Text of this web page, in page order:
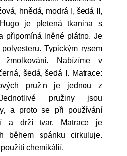
hnědá, modrá I, šedá II,
je pletená tkanina s
připomíná lněné plátno. Je
Typickým rysem
Nabízíme v
šedá, šedá I. Matrace:
pružin je jednou z
pružiny jsou
a proto se při používání
a drží tvar. Matrace je
během spánku cirkuluje.
chemikálií.